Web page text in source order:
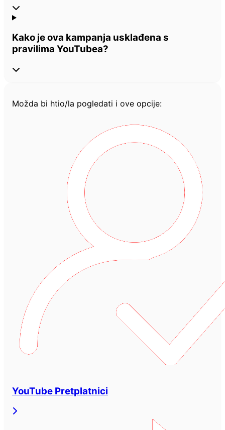
Kako je ova kampanja usklađena s
pravilima YouTubea?
Možda bi htio/la pogledati i ove opcije:
YouTube Pretplatnici